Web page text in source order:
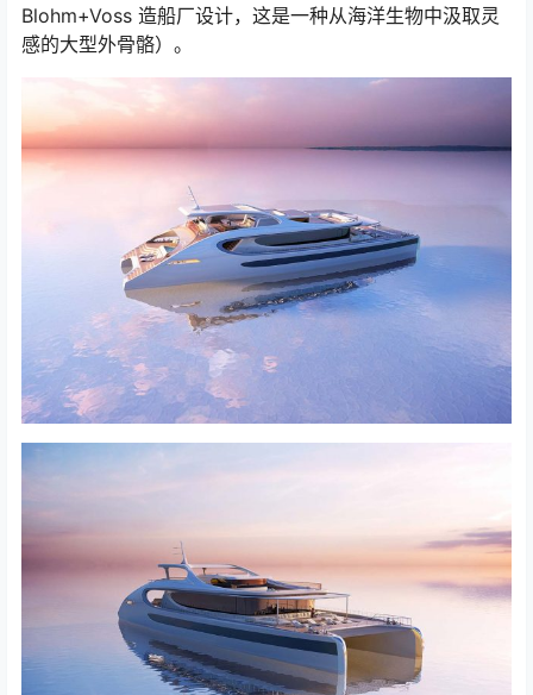
Blohm+Voss 造船厂设计，这是一种从海洋生物中汲取灵
感的大型外骨骼）。